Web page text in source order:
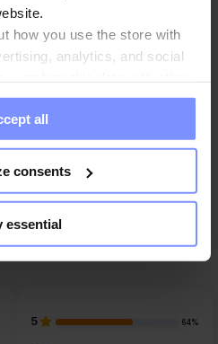
how you use the store with
analytics, and social
to them or that they have
services. Do you agree?
all
consents
essential
5 64%